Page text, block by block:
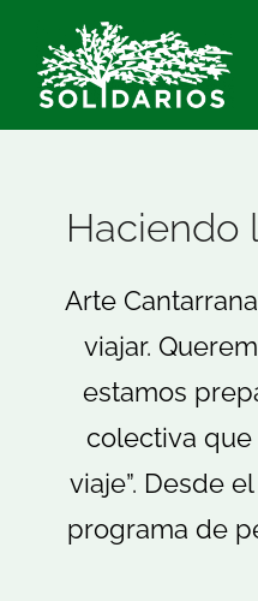
contenido
Qué hacemos
Hazte Socio/a
Voluntariado
Buscar:
Haciendo
Arte
viajar.
estamos
colectiva que
viaje”. Desde
programa de